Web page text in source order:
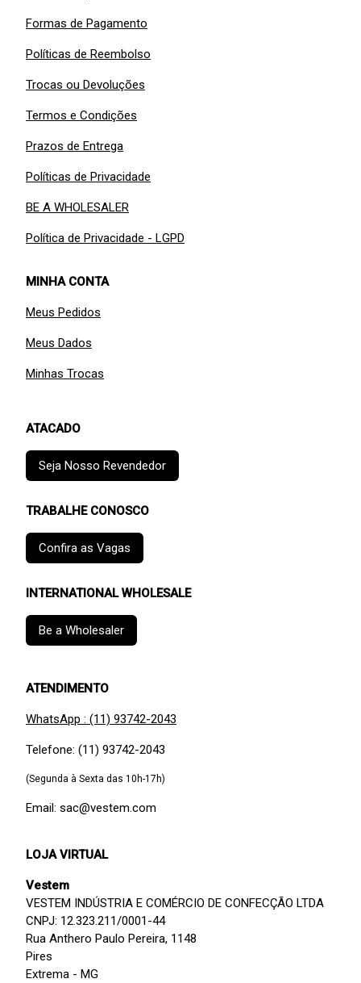
Formas de Pagamento
Políticas de Reembolso
Trocas ou Devoluções
Termos e Condições
Prazos de Entrega
Políticas de Privacidade
BE A WHOLESALER
Política de Privacidade - LGPD
MINHA CONTA
Meus Pedidos
Meus Dados
Minhas Trocas
ATACADO
Seja Nosso Revendedor
TRABALHE CONOSCO
Confira as Vagas
INTERNATIONAL WHOLESALE
Be a Wholesaler
ATENDIMENTO
WhatsApp : (11) 93742-2043
Telefone: (11) 93742-2043
(Segunda à Sexta das 10h-17h)
Email: sac@vestem.com
LOJA VIRTUAL
Vestem
VESTEM INDÚSTRIA E COMÉRCIO DE CONFECÇÃO LTDA
CNPJ: 12.323.211/0001-44
Rua Anthero Paulo Pereira, 1148
Pires
Extrema - MG